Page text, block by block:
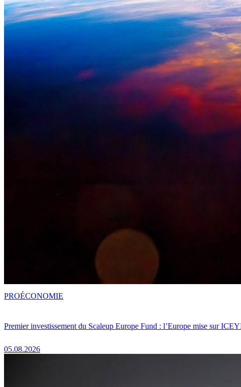
Premier investissement du Scaleup Europe Fund : l’Europe mise sur
05.08.2026
PROÉCONOMIE